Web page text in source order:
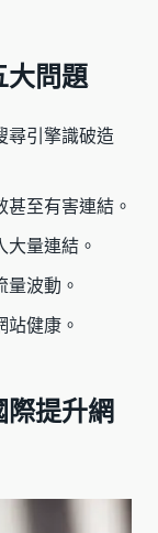
大問題
尋引擎識破造
至有害連結。
量連結。
波動。
健康。
際提升網